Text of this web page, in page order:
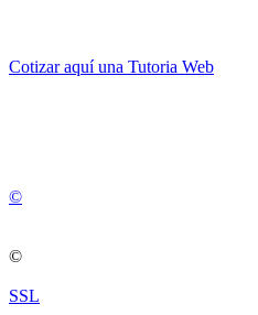
Cotizar aquí una Tutoria Web
©
©
SSL